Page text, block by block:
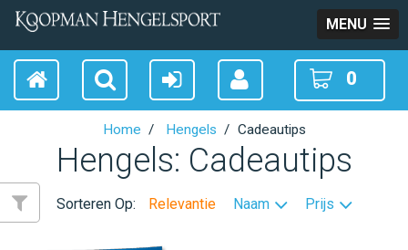
MENU
0
Home Hengels Cadeautips
Hengels: Cadeautips
Sorteren Op: Relevantie Naam Prijs